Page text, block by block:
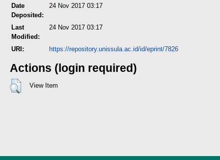
Date
Deposited:
24 Nov 2017 03:17
Last
Modified:
24 Nov 2017 03:17
URI: https://repository.unissula.ac.id/id/eprint/7826
Actions (login required)
View Item